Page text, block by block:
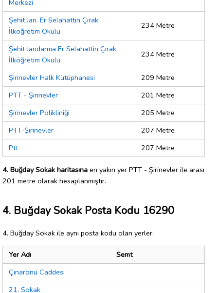
Merkezi
Şehit Jan. Er Selahattin Çırak
İlköğretim Okulu
234 Metre
Şehit Jandarma Er Selahattin Çırak
İlköğretim Okulu
234 Metre
Şirinevler Halk Kütüphanesi
209 Metre
PTT - Şirinevler
201 Metre
Şirinevler Polikliniği
205 Metre
PTT-Şirinevler
207 Metre
Ptt
207 Metre
4. Buğday Sokak haritasına en yakın yer PTT - Şirinevler ile arası
201 metre olarak hesaplanmıştır.
4. Buğday Sokak Posta Kodu 16290
4. Buğday Sokak ile aynı posta kodu olan yerler:
Yer Adı
Semt
Çınarönü Caddesi
21. Sokak